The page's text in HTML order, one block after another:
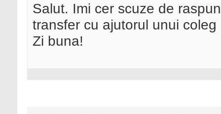
Salut. Imi cer scuze de
transfer cu ajutorul unui
Zi buna!